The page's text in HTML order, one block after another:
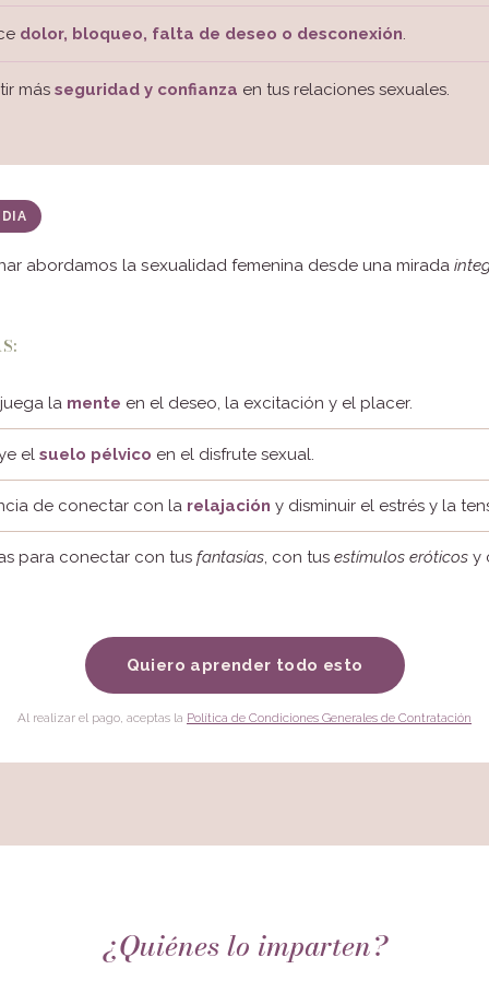
dolor, bloqueo, falta de deseo o desconexión.
más seguridad y confianza en tus relaciones sexuales.
abordamos la sexualidad femenina desde una mirada
la mente en el deseo, la excitación y el placer.
el suelo pélvico en el disfrute sexual.
de conectar con la relajación y disminuir el estrés y la
para conectar con tus fantasías, con tus estímulos eróticos y
Quiero aprender todo esto
Al realizar el pago, aceptas la Política de Condiciones Generales de Contratación
¿Quiénes lo imparten?